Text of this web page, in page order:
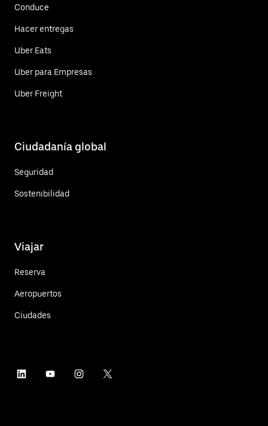
Conduce
Hacer entregas
Uber Eats
Uber para Empresas
Uber Freight
Ciudadanía global
Seguridad
Sostenibilidad
Viajar
Reserva
Aeropuertos
Ciudades